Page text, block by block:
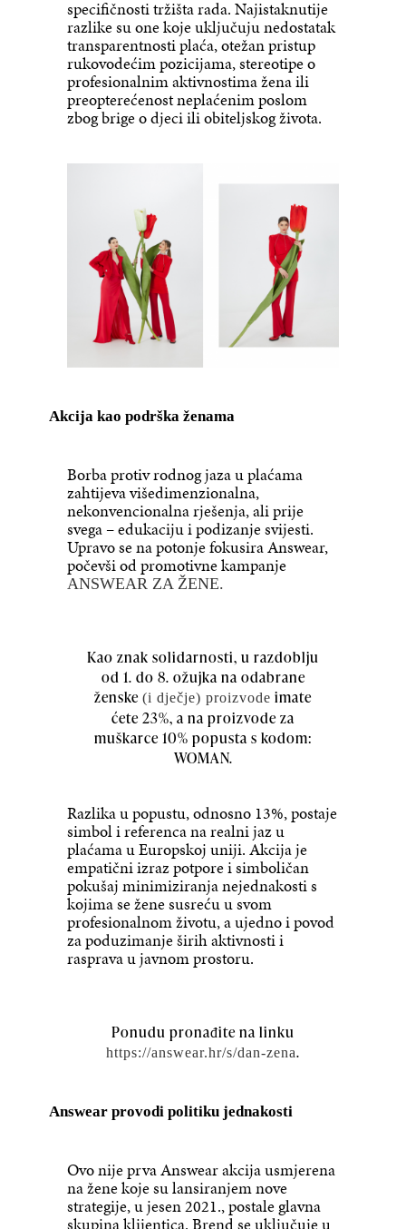
specifičnosti tržišta rada. Najistaknutije
razlike su one koje uključuju nedostatak
transparentnosti plaća, otežan pristup
rukovodećim pozicijama, stereotipe o
profesionalnim aktivnostima žena ili
preopterećenost neplaćenim poslom
zbog brige o djeci ili obiteljskog života.
Akcija kao podrška ženama
Borba protiv rodnog jaza u plaćama
zahtijeva višedimenzionalna,
nekonvencionalna rješenja, ali prije
svega – edukaciju i podizanje svijesti.
Upravo se na potonje fokusira Answear,
počevši od promotivne kampanje
ANSWEAR ZA ŽENE.
Kao znak solidarnosti, u razdoblju
od 1. do 8. ožujka na odabrane
ženske (i dječje) proizvode imate
ćete 23%, a na proizvode za
muškarce 10% popusta s kodom:
WOMAN.
Razlika u popustu, odnosno 13%, postaje
simbol i referenca na realni jaz u
plaćama u Europskoj uniji. Akcija je
empatični izraz potpore i simboličan
pokušaj minimiziranja nejednakosti s
kojima se žene susreću u svom
profesionalnom životu, a ujedno i povod
za poduzimanje širih aktivnosti i
rasprava u javnom prostoru.
Ponudu pronađite na linku
https://answear.hr/s/dan-zena.
Answear provodi politiku jednakosti
Ovo nije prva Answear akcija usmjerena
na žene koje su lansiranjem nove
strategije, u jesen 2021., postale glavna
skupina klijentica. Brend se uključuje u